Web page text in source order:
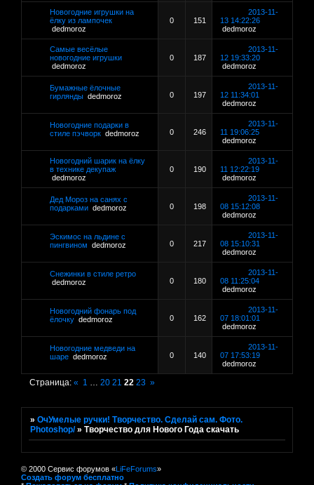
Новогодние игрушки на
ёлку из лампочек
dedmoroz
0 151
2013-11-
13 14:22:26
dedmoroz
Самые весёлые
новогодние игрушки
dedmoroz
0 187
2013-11-
12 19:33:20
dedmoroz
Бумажные ёлочные
гирлянды dedmoroz 0 197
2013-11-
12 11:34:01
dedmoroz
Новогодние подарки в
стиле пэчворк dedmoroz 0 246
2013-11-
11 19:06:25
dedmoroz
Новогодний шарик на ёлку
в технике декупаж
dedmoroz
0 190
2013-11-
11 12:22:19
dedmoroz
Дед Мороз на санях с
подарками dedmoroz 0 198
2013-11-
08 15:12:08
dedmoroz
Эскимос на льдине с
пингвином dedmoroz 0 217
2013-11-
08 15:10:31
dedmoroz
Снежинки в стиле ретро
dedmoroz
0 180
2013-11-
08 11:25:04
dedmoroz
Новогодний фонарь под
ёлочку dedmoroz 0 162
2013-11-
07 18:01:01
dedmoroz
Новогодние медведи на
шаре dedmoroz 0 140
2013-11-
07 17:53:19
dedmoroz
Страница:« 1 … 20 21 22 23 »
»ОчУмелые ручки! Творчество. Сделай сам. Фото.
Photoshop/ »Творчество для Нового Года скачать
© 2000 Сервис форумов «LiFeForums»
Создать форум бесплатно